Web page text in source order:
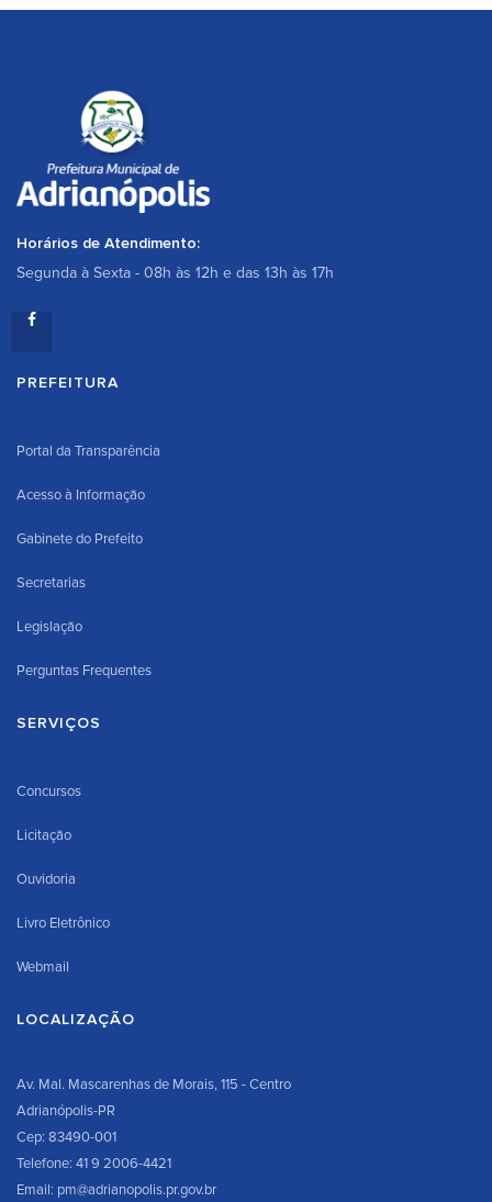
Horários de Atendimento:
Segunda à Sexta - 08h às 12h e das 13h às 17h
PREFEITURA
Portal da Transparência
Acesso à Informação
Gabinete do Prefeito
Secretarias
Legislação
Perguntas Frequentes
SERVIÇOS
Concursos
Licitação
Ouvidoria
Livro Eletrônico
Webmail
LOCALIZAÇÃO
Av. Mal. Mascarenhas de Morais, 115 - Centro
Adrianópolis-PR
Cep: 83490-001
Telefone: 41 9 2006-4421
Email: pm@adrianopolis.pr.gov.br